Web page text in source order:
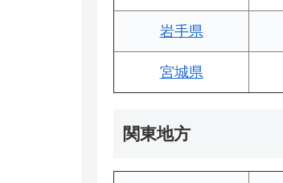
岩手県
宮城県
関東地方